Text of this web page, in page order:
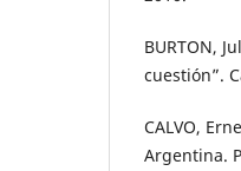
BURTON,
cuestión”.
CALVO,
Argentina.